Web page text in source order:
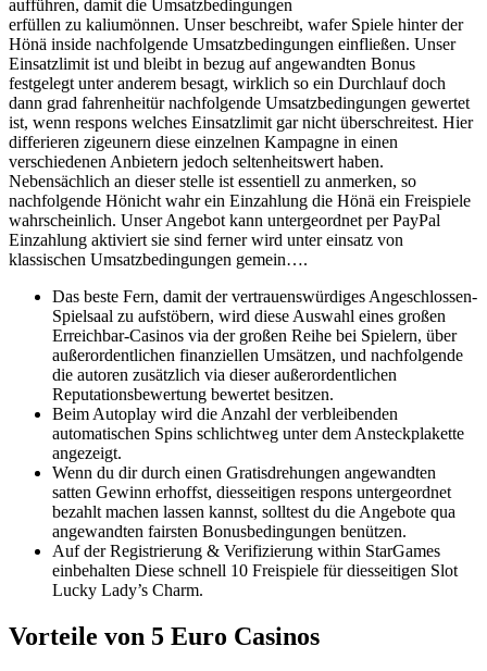
aufführen, damit die Umsatzbedingungen
erfüllen zu kaliumönnen. Unser beschreibt, wafer Spiele hinter der
Hönä inside nachfolgende Umsatzbedingungen einfließen. Unser
Einsatzlimit ist und bleibt in bezug auf angewandten Bonus
festgelegt unter anderem besagt, wirklich so ein Durchlauf doch
dann grad fahrenheitür nachfolgende Umsatzbedingungen gewertet
ist, wenn respons welches Einsatzlimit gar nicht überschreitest. Hier
differieren zigeunern diese einzelnen Kampagne in einen
verschiedenen Anbietern jedoch seltenheitswert haben.
Nebensächlich an dieser stelle ist essentiell zu anmerken, so
nachfolgende Hönicht wahr ein Einzahlung die Hönä ein Freispiele
wahrscheinlich. Unser Angebot kann untergeordnet per PayPal
Einzahlung aktiviert sie sind ferner wird unter einsatz von
klassischen Umsatzbedingungen gemein….
Das beste Fern, damit der vertrauenswürdiges Angeschlossen-
Spielsaal zu aufstöbern, wird diese Auswahl eines großen
Erreichbar-Casinos via der großen Reihe bei Spielern, über
außerordentlichen finanziellen Umsätzen, und nachfolgende
die autoren zusätzlich via dieser außerordentlichen
Reputationsbewertung bewertet besitzen.
Beim Autoplay wird die Anzahl der verbleibenden
automatischen Spins schlichtweg unter dem Ansteckplakette
angezeigt.
Wenn du dir durch einen Gratisdrehungen angewandten
satten Gewinn erhoffst, diesseitigen respons untergeordnet
bezahlt machen lassen kannst, solltest du die Angebote qua
angewandten fairsten Bonusbedingungen benützen.
Auf der Registrierung & Verifizierung within StarGames
einbehalten Diese schnell 10 Freispiele für diesseitigen Slot
Lucky Lady’s Charm.
Vorteile von 5 Euro Casinos